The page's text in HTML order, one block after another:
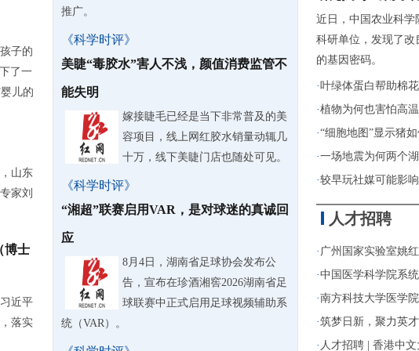
子的
了一
儿的
山东
家刘
博士
近平
落实
推广。
《科学时评》
美睫“毒胶水”害人不浅，颜值消费监管不
能失明
嫁接睫毛已经是当下非常普及的美
容项目，线上网红胶水销量动辄几
十万，线下美睫门店也随处可见。
《科学时评》
“湘超”联赛启用VAR，是对球迷的真诚回
应
8月4日，湖南省足球协会发布公
告，宣布在珍酒湘窖2026湖南省足
球联赛中正式启用足球视频辅助系
统（VAR）。
近日，中国农业科
科研单位，发现了
的基因密码。
·叶绿体蛋白帮助棉
·植物为何也害怕高
·“细胞地图”显示猪
·一场地震为何两个
·较早玩社媒可能影
人才招聘
· 广州国家实验室姚
·中国医学科学院系
·南方科技大学医学
·筑梦日新，聚力英
· 人才招聘 | 香港中